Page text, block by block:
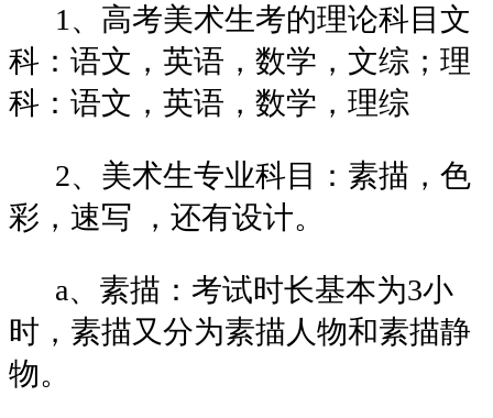
1、高考美术生考的理论科目文
科：语文，英语，数学，文综；理
科：语文，英语，数学，理综
2、美术生专业科目：素描，色
彩，速写 ，还有设计。
a、素描：考试时长基本为3小
时，素描又分为素描人物和素描静
物。